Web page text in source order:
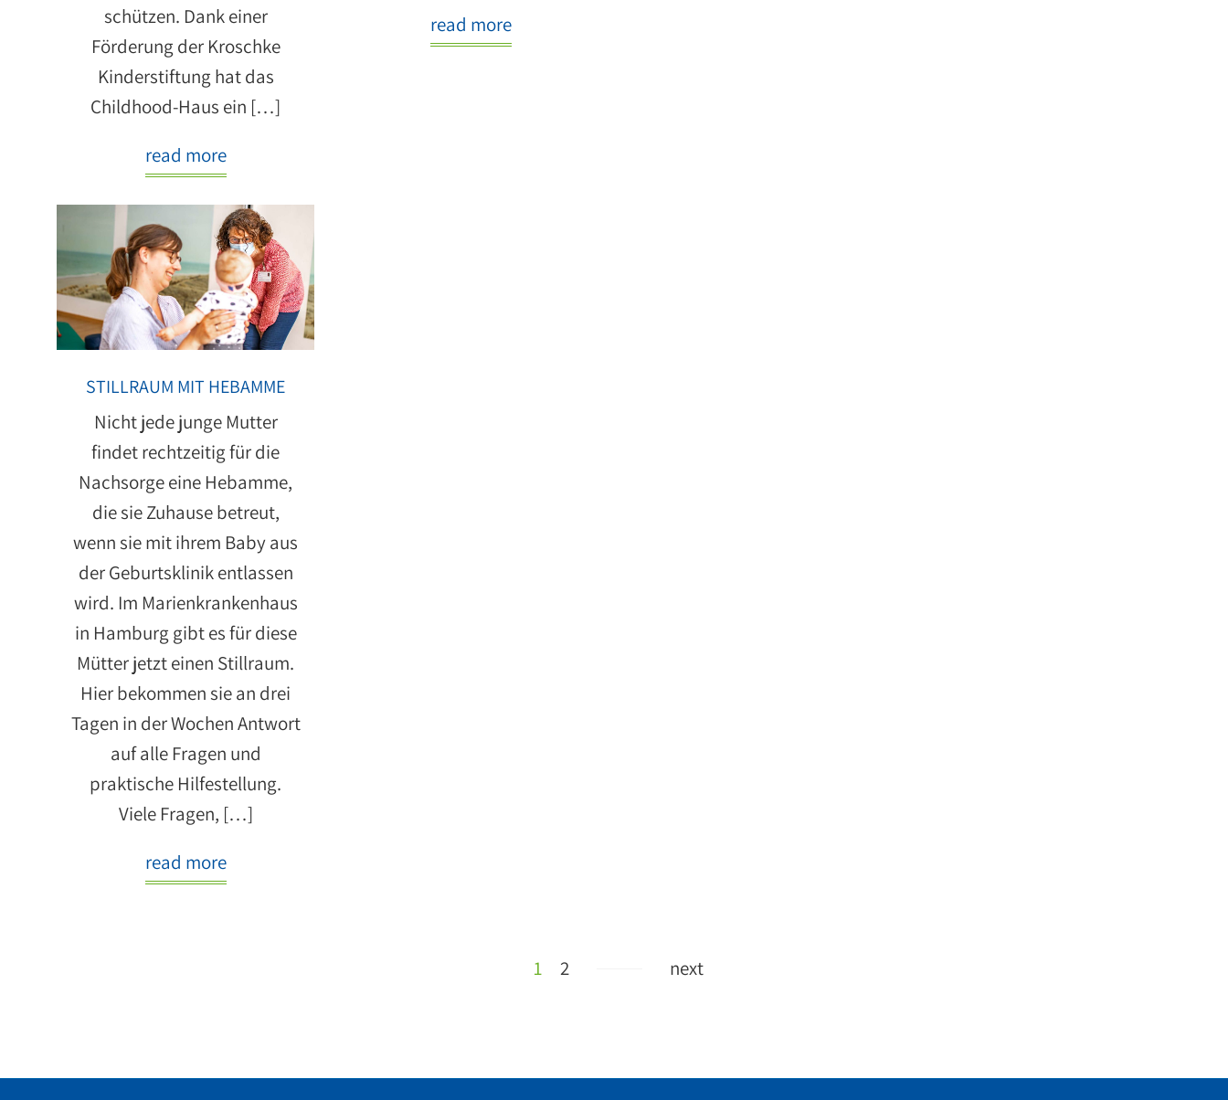
schützen. Dank einer
Förderung der Kroschke
Kinderstiftung hat das
Childhood-Haus ein […]
read more
read more
STILLRAUM MIT HEBAMME
Nicht jede junge Mutter
findet rechtzeitig für die
Nachsorge eine Hebamme,
die sie Zuhause betreut,
wenn sie mit ihrem Baby aus
der Geburtsklinik entlassen
wird. Im Marienkrankenhaus
in Hamburg gibt es für diese
Mütter jetzt einen Stillraum.
Hier bekommen sie an drei
Tagen in der Wochen Antwort
auf alle Fragen und
praktische Hilfestellung.
Viele Fragen, […]
read more
1 2 next